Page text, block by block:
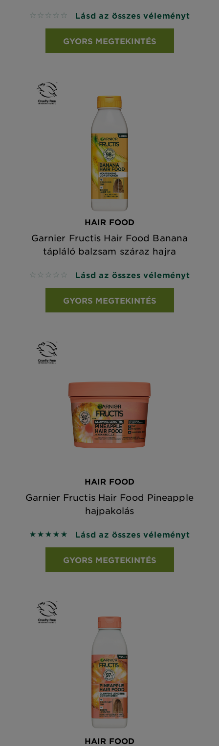
No reviews Lásd az összes véleményt
GYORS MEGTEKINTÉS
HAIR FOOD
Garnier Fructis Hair Food Banana
tápláló balzsam száraz hajra
No reviews Lásd az összes véleményt
GYORS MEGTEKINTÉS
HAIR FOOD
Garnier Fructis Hair Food Pineapple
hajpakolás
5 out of 5 stars based on reviews
Lásd az összes véleményt
GYORS MEGTEKINTÉS
HAIR FOOD